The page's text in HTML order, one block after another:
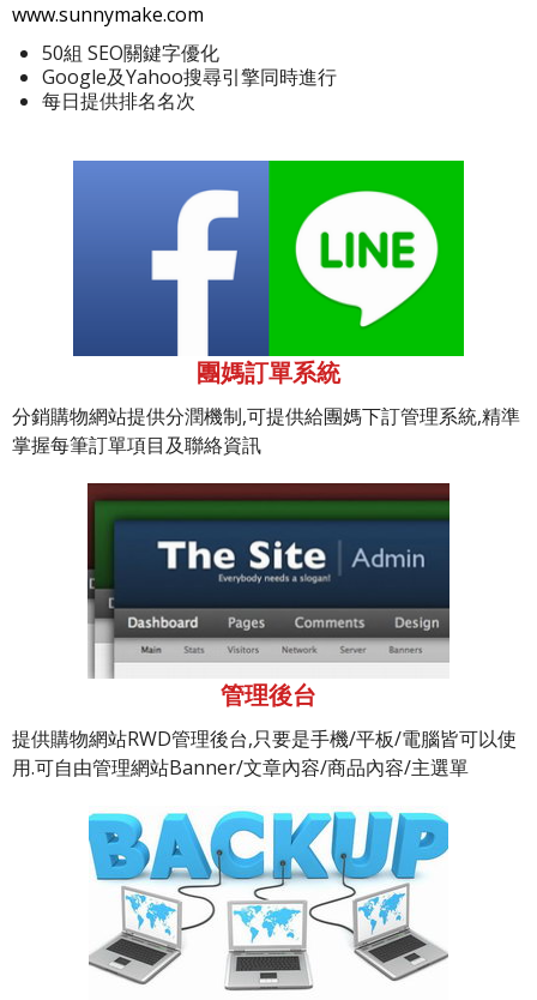
www.sunnymake.com
50組 SEO關鍵字優化
Google及Yahoo搜尋引擎同時進行
每日提供排名名次
團媽訂單系統
分銷購物網站提供分潤機制,可提供給團媽下訂管理系統,精準
掌握每筆訂單項目及聯絡資訊
管理後台
提供購物網站RWD管理後台,只要是手機/平板/電腦皆可以使
用.可自由管理網站Banner/文章內容/商品內容/主選單